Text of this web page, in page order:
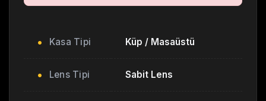
Kasa Tipi Küp / Masaüstü
Lens Tipi Sabit Lens